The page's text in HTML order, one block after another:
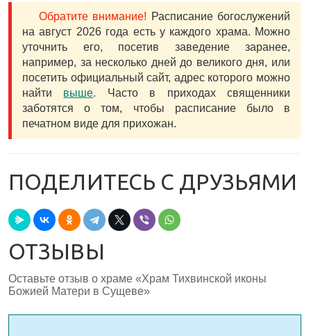
Обратите внимание! Расписание богослужений
на август 2026 года есть у каждого храма. Можно
уточнить его, посетив заведение заранее,
например, за несколько дней до великого дня, или
посетить официальный сайт, адрес которого можно
найти выше. Часто в приходах священники
заботятся о том, чтобы расписание было в
печатном виде для прихожан.
ПОДЕЛИТЕСЬ С ДРУЗЬЯМИ
ОТЗЫВЫ
Оставьте отзыв о храме «Храм Тихвинской иконы
Божией Матери в Сущеве»